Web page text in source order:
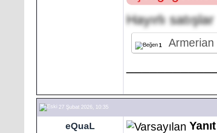
Hayırlı satışlar
1 Armerian
27 Şubat 2026, 10:35
eQuaL